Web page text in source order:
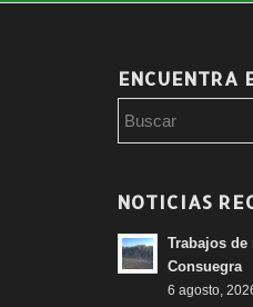
ENCUENTRA
NOTICIAS
Trabajos de
Consuegra
6 agosto,